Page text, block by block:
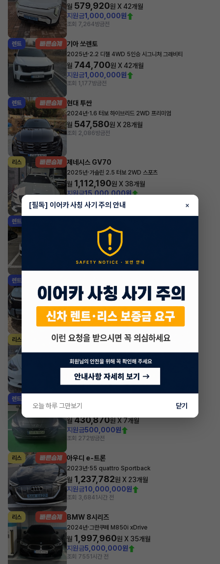
월 579,920원 X42개월
지원금1,000,000원
조회 7,264방금전
렌트 기아 쏘렌토
2025년·2.2 디젤 4WD 5인승 시그니처 그래비티
월 744,700원 X42개월
지원금1,000,000원
조회 1,177방금전
렌트 현대 투싼
2024년·1.6 터보 하이브리드 2WD 프리미엄
월 547,580원 X 28개월
조회 2,086방금전
리스 제네시스 GV70
2025년·가솔린 2.5 터보 2WD 스포츠
월 1,112,190원 X 38개월
지원금15,000,000원
조회 1,162방금전
렌트
1.6 가솔린 터보 2WD 시그니처
532,180 원 X47
1,000,000원
조회 1,362방금전
렌트
2025년 2WD 시그니처
월 726,440원 X47개월
지원금3,000,000원
조회 661방금전
리스 테슬라 모델 3
월1,012,281원 X0개월
조회 3,664방금전
렌트
2022년
월 430,870원 X 7개월
지원금500,000원
조회 272방금전
리스 아우디 e-트론
2023년·55 quattro Sportback
월 1,237,782원 X 23개월
지원금10,000,000원
조회 3,6841시간 전
리스 BMW 8시리즈
2024년·그란쿠페 M850i xDrive
월 1,997,960원 X 35개월
지원금5,000,000원
조회 7551시간 전
[필독] 이어카 사칭 사기 주의 안내 ×
오늘 하루 그만보기 닫기